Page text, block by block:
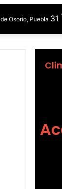
Osorio, Puebla 31